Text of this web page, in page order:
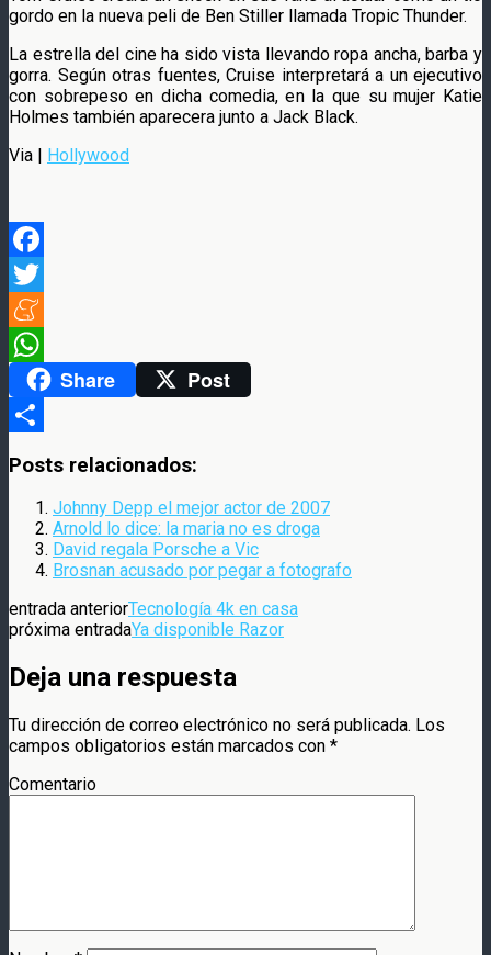
gordo en la nueva peli de Ben Stiller llamada Tropic Thunder.
La estrella del cine ha sido vista llevando ropa ancha, barba y
gorra. Según otras fuentes, Cruise interpretará a un ejecutivo
con sobrepeso en dicha comedia, en la que su mujer Katie
Holmes también aparecera junto a Jack Black.
Via | Hollywood
Facebook
Twitter
Meneame
WhatsAppShare Post
Posts relacionados:
Johnny Depp el mejor actor de 2007
Arnold lo dice: la maria no es droga
David regala Porsche a Vic
Brosnan acusado por pegar a fotografo
entrada anteriorTecnología 4k en casa
próxima entradaYa disponible Razor
Deja una respuesta
Tu dirección de correo electrónico no será publicada. Los
campos obligatorios están marcados con *
Comentario